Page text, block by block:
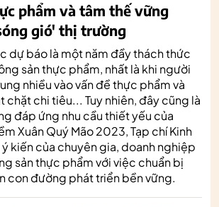
phẩm và tâm thế vững
gió' thị trường
dự báo là một năm đầy thách thức
sản thực phẩm, nhất là khi người
nhiều vào vấn đề thực phẩm và
chặt chi tiêu... Tuy nhiên, đây cũng là
đáp ứng nhu cầu thiết yếu của
Xuân Quý Mão 2023, Tạp chí Kinh
ý kiến của chuyên gia, doanh nghiệp
sản thực phẩm với việc chuẩn bị
con đường phát triển bền vững.